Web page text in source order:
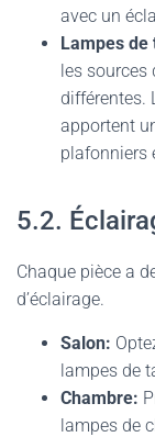
avec un
Lampes
les sources
différentes.
apportent
plafonniers
5.2.
Chaque pièce a
d’éclairage.
Salon:
lampes de
Chambre:
lampes de